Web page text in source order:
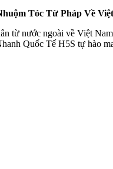
Tóc Từ Pháp Về
từ nước ngoài về Việt
Quốc Tế H5S tự hào